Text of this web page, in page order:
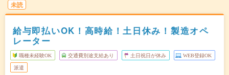
未読
給与即払いOK！高時給！土日休み！製造オペ
レーター
職種未経験OK 交通費別途支給あり 土日祝日が休み WEB登録OK
派遣